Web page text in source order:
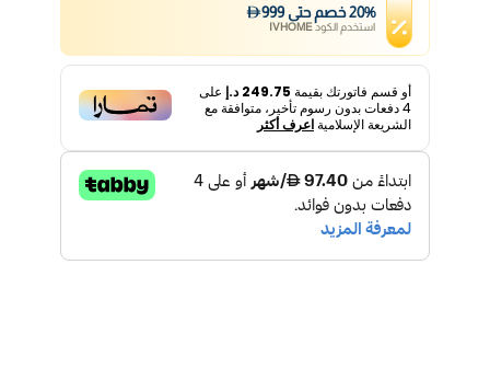
20% خصم حتى 999
استخدم الكودIVHOME
أو قسم فاتورتك بقيمة 249.75 د.إ
على
4دفعات بدون رسوم تأخير، متوافقة مع
الشريعة الإسلاميةاعرف أكثر